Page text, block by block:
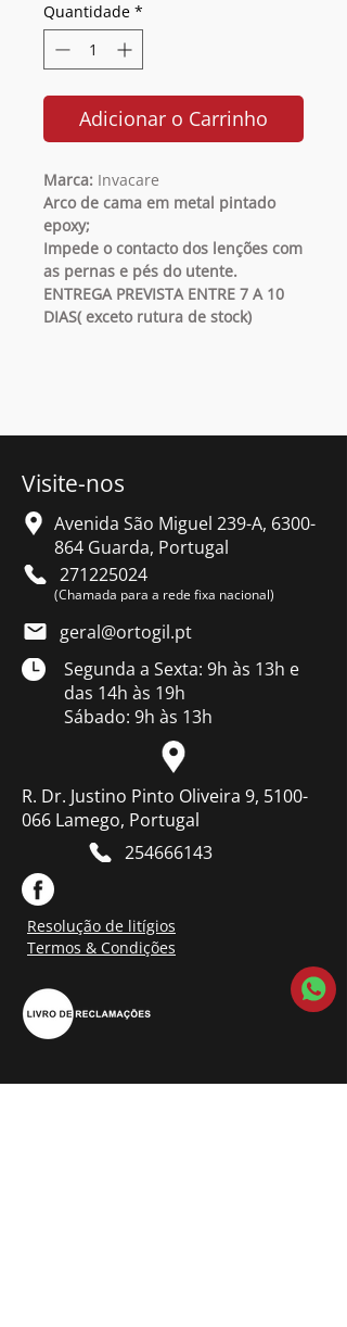
Quantidade *
Adicionar o Carrinho
Marca: Invacare
Arco de cama em metal pintado
epoxy;
Impede o contacto dos lenções com
as pernas e pés do utente.
ENTREGA PREVISTA ENTRE 7 A 10
DIAS( exceto rutura de stock)
Visite-nos
Avenida São Miguel 239-A, 6300-
864 Guarda, Portugal
271225024
(Chamada para a rede fixa nacional)
geral@ortogil.pt
Segunda a Sexta: 9h às 13h e
das 14h às 19h
Sábado: 9h às 13h
R. Dr. Justino Pinto Oliveira 9, 5100-
066 Lamego, Portugal
254666143
Resolução de litígios
Termos & Condições